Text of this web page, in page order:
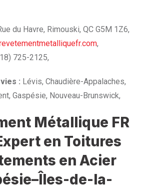
du Havre, Rimouski, QC G5M 1Z6,
,
725-2125,
: Lévis, Chaudière-Appalaches,
Gaspésie, Nouveau-Brunswick,
Métallique FR
en Toitures
en Acier
de-la-